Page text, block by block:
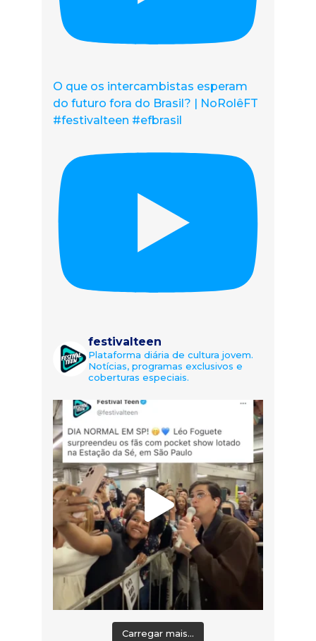
O que os intercambistas esperam
do futuro fora do Brasil? | NoRolêFT
#festivalteen #efbrasil
festivalteen
Plataforma diária de cultura jovem.
Notícias, programas exclusivos e
coberturas especiais.
Carregar mais...